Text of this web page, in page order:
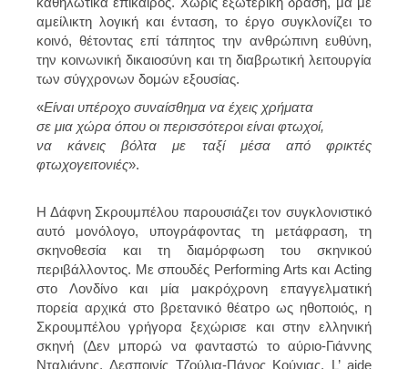
αμείλικτη λογική και ένταση, το έργο συγκλονίζει το
κοινό, θέτοντας επί τάπητος την ανθρώπινη ευθύνη,
την κοινωνική δικαιοσύνη και τη διαβρωτική λειτουργία
των σύγχρονων δομών εξουσίας.
«Είναι υπέροχο συναίσθημα να έχεις χρήματα
σε μια χώρα όπου οι περισσότεροι είναι φτωχοί,
να κάνεις βόλτα με ταξί μέσα από φρικτές
φτωχογειτονιές».
Η Δάφνη Σκρουμπέλου παρουσιάζει τον συγκλονιστικό
αυτό μονόλογο, υπογράφοντας τη μετάφραση, τη
σκηνοθεσία και τη διαμόρφωση του σκηνικού
περιβάλλοντος. Με σπουδές Performing Arts και Acting
στο Λονδίνο και μία μακρόχρονη επαγγελματική
πορεία αρχικά στο βρετανικό θέατρο ως ηθοποιός, η
Σκρουμπέλου γρήγορα ξεχώρισε και στην ελληνική
σκηνή (Δεν μπορώ να φανταστώ το αύριο-Γιάννης
Νταλιάνης, Δεσποινίς Τζούλια-Πάνος Κούγιας, L’ aide